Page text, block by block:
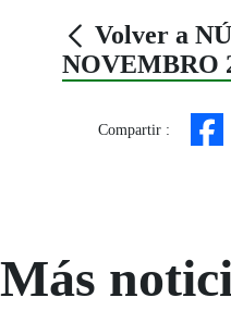
Volver a
NOVEMBRO
Compartir :
Más